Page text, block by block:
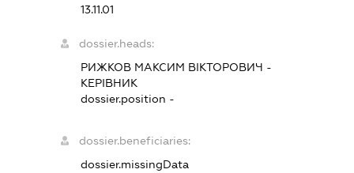
13.11.01
dossier.heads:
РИЖКОВ МАКСИМ ВІКТОРОВИЧ -
КЕРІВНИК
dossier.position -
dossier.beneficiaries:
dossier.missingData